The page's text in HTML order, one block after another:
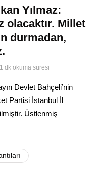
Yılmaz:
olacaktır. Millet
durmadan,
1 dk okuma süresi
Devlet Bahçeli’nin
Partisi İstanbul İl
Üstlenmiş